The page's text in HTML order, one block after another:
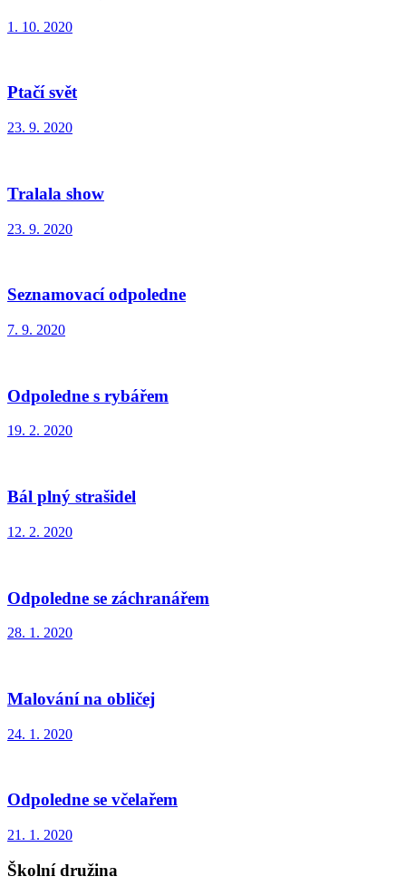
1. 10. 2020
Ptačí svět
23. 9. 2020
Tralala show
23. 9. 2020
Seznamovací odpoledne
7. 9. 2020
Odpoledne s rybářem
19. 2. 2020
Bál plný strašidel
12. 2. 2020
Odpoledne se záchranářem
28. 1. 2020
Malování na obličej
24. 1. 2020
Odpoledne se včelařem
21. 1. 2020
Školní družina